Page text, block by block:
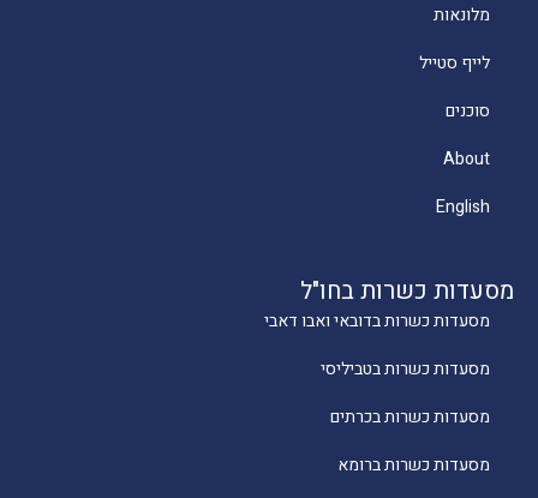
מסעדות כשרות בחו"ל
מסעדות כשרות בדובאי ואבו דאבי
מסעדות כשרות בטביליסי
מסעדות כשרות בכרתים
מסעדות כשרות ברומא
מלונאות
לייף סטייל
סוכנים
About
English